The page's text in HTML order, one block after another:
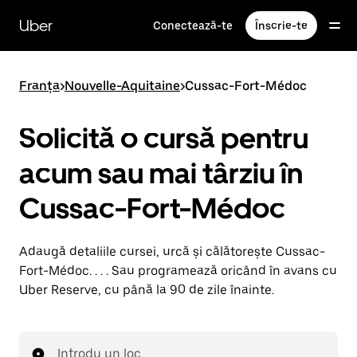
direct
conținutul
principal
Uber Conectează-te Înscrie-te
Franța>Nouvelle-Aquitaine>Cussac-Fort-Médoc
Solicită o cursă pentru
acum sau mai târziu în
Cussac-Fort-Médoc
Adaugă detaliile cursei, urcă și călătorește Cussac-
Fort-Médoc. . . . Sau programează oricând în avans cu
Uber Reserve, cu până la 90 de zile înainte.
Introdu un loc